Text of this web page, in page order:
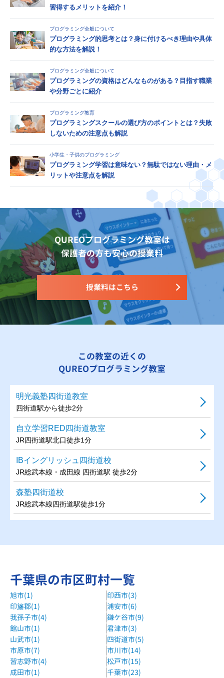
習得するメリットを紹介！
プログラミング全般について
プログラミング的思考とは？身に付けるべき理由や具体
的な方法を解説！
プログラミング全般について
プログラミングの資格はどんなものがある？目指す職業
や分野ごとに紹介
プログラミング教育
プログラミングスクールの選び方のポイントとは？失敗
しないための注意点も解説
小学生・子供のプログラミング
プログラミング学習は意味ない？無駄ではない理由・メ
リットや注意点を解説
QUREOプログラミング教室は
保護者の方も安心の授業料
授業料はこちら
この教室の近くの
QUREOプログラミング教室
明光義塾四街道教室
四街道駅から徒歩2分
自立学習RED四街道教室
JR四街道駅北口徒歩1分
IBイングリッシュ四街道校
JR総武本線・成田線 四街道駅 徒歩2分
森塾四街道校
JR総武本線四街道駅徒歩1分
千葉県の市区町村一覧
旭市(1)
印西市(3)
印旛郡(1)
浦安市(6)
我孫子市(4)
鎌ケ谷市(9)
館山市(1)
君津市(3)
山武市(1)
四街道市(5)
市原市(7)
市川市(14)
習志野市(4)
松戸市(15)
成田市(1)
千葉市(23)